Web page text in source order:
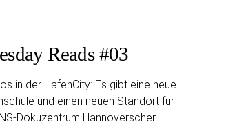
Reads #03
in der HafenCity: Es gibt eine neue
und einen neuen Standort für
Dokuzentrum Hannoverscher